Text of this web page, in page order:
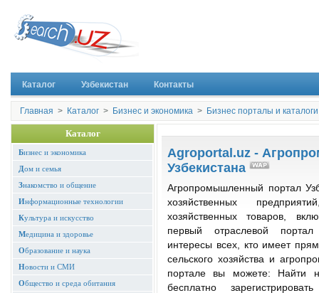
Каталог Узбекистан Контакты
Главная > Каталог > Бизнес и экономика > Бизнес порталы и каталоги
Каталог
Бизнес и экономика
Дом и семья
Знакомство и общение
Информационные технологии
Культура и искусство
Медицина и здоровье
Образование и наука
Новости и СМИ
Общество и среда обитания
Agroportal.uz -
Узбекистана
Агропромышленный портал
хозяйственных
хозяйственных товаров,
первый отраслевой
интересы всех, кто имеет
сельского хозяйства и
портале вы можете: Найти
бесплатно